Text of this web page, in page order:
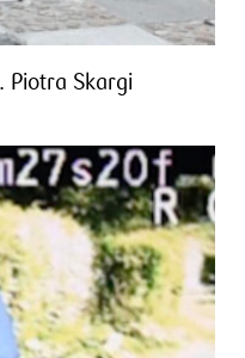
Piotra Skargi